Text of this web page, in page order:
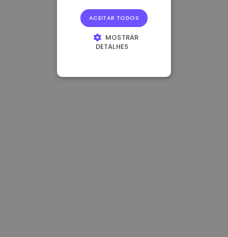
ACEITAR TODOS
MOSTRAR
DETALHES